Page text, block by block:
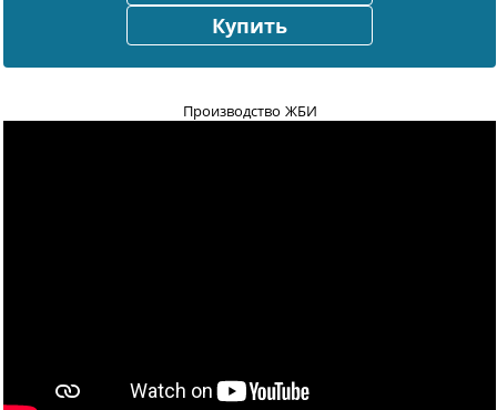
Купить
Производство ЖБИ